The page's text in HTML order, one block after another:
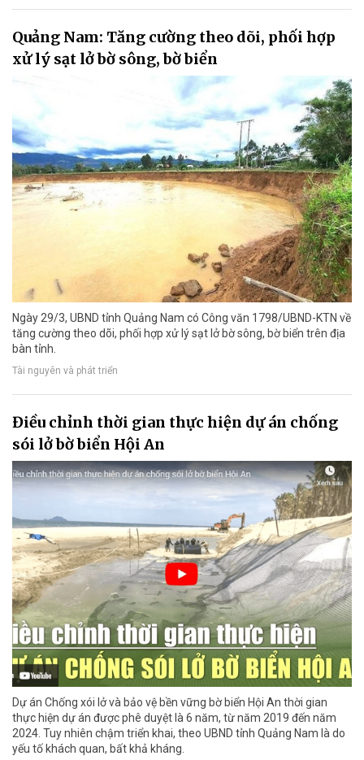
Quảng Nam: Tăng cường theo dõi, phối hợp
xử lý sạt lở bờ sông, bờ biển
Ngày 29/3, UBND tỉnh Quảng Nam có Công văn 1798/UBND-KTN về
tăng cường theo dõi, phối hợp xử lý sạt lở bờ sông, bờ biển trên địa
bàn tỉnh.
Tài nguyên và phát triển
Điều chỉnh thời gian thực hiện dự án chống
sói lở bờ biển Hội An
Dự án Chống xói lở và bảo vệ bền vững bờ biển Hội An thời gian
thực hiện dự án được phê duyệt là 6 năm, từ năm 2019 đến năm
2024. Tuy nhiên chậm triển khai, theo UBND tỉnh Quảng Nam là do
yếu tố khách quan, bất khả kháng.